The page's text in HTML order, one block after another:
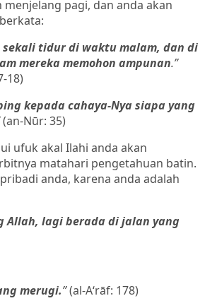
menjelang pagi, dan anda akan
tidur di waktu malam, dan di
mereka memohon ampunan.”
18)
kepada cahaya-Nya siapa yang
(an-Nūr: 35)
ufuk akal Ilahi anda akan
matahari pengetahuan batin.
anda, karena anda adalah
Allah, lagi berada di jalan yang
merugi.”(al-A‘rāf: 178)